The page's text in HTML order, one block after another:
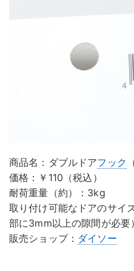
商品名：ダブルドアフック
価格：￥110（税込）
耐荷重量（約）：3kg
取り付け可能なドアのサイ
部に3mm以上の隙間が必要）
販売ショップ： ダイソー